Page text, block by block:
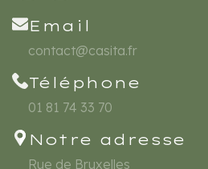
Email
contact@casita.fr
Téléphone
01 81 74 33 70
Notre adresse
Rue de Bruxelles